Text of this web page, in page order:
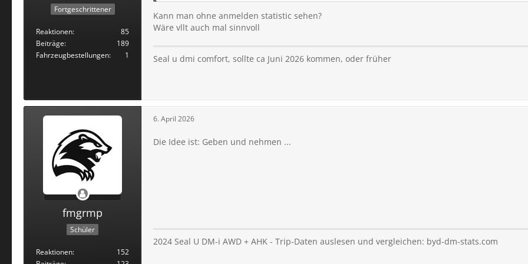
Fortgeschrittener
Reaktionen
85
Beiträge
189
Fahrzeugbestellungen
1
Kann man ohne anmelden statistic sehen?
Wäre vllt auch mal sinnvoll
Seal u dmi comfort, sollte ca Juni 2026 kommen, oder früher
fmgrmp
Schüler
Reaktionen
152
6. April 2026
Die Idee ist: Geben und nehmen ...
2024 Seal U DM-i AWD + AHK - Trip-Daten auslesen und vergleichen: byd-dm-stats.com